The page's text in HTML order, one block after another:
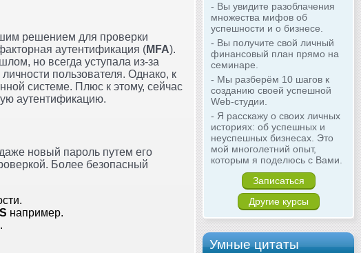
- Вы увидите разоблачения
множества мифов об
успешности и о бизнесе.
- Вы получите свой личный
финансовый план прямо на
семинаре.
- Мы разберём 10 шагов к
созданию своей успешной
Web-студии.
- Я расскажу о своих личных
историях: об успешных и
неуспешных бизнесах. Это
мой многолетний опыт,
которым я поделюсь с Вами.
Записаться
Другие курсы
Умные цитаты
решением для проверки
аутентификация (MFA).
но всегда уступала из-за
пользователя. Однако, к
системе. Плюс к этому, сейчас
аутентификацию.
новый пароль путем его
Более безопасный
например.